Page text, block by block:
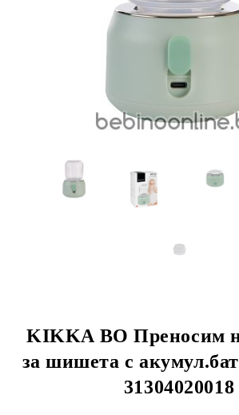
KIKKA BO Преносим
за шишета с
31304020018